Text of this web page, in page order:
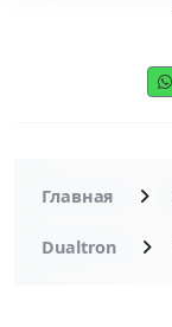
Главная
Dualtron